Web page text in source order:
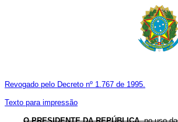
Revogado pelo Decreto nº 1.767 de 1995.
Texto para impressão